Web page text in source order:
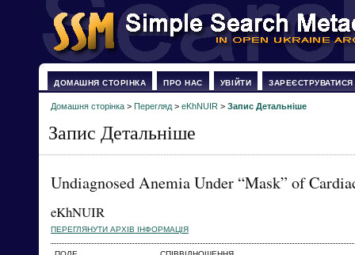
ДОМАШНЯ СТОРІНКА ПРО НАС УВІЙТИ ЗАРЕЄСТРУВАТИСЯ
Домашня сторінка > Перегляд > eKhNUIR > Запис Детальніше
Запис Детальніше
Undiagnosed Anemia Under “Mask” of
eKhNUIR
ПЕРЕГЛЯНУТИ АРХІВ ІНФОРМАЦІЯ